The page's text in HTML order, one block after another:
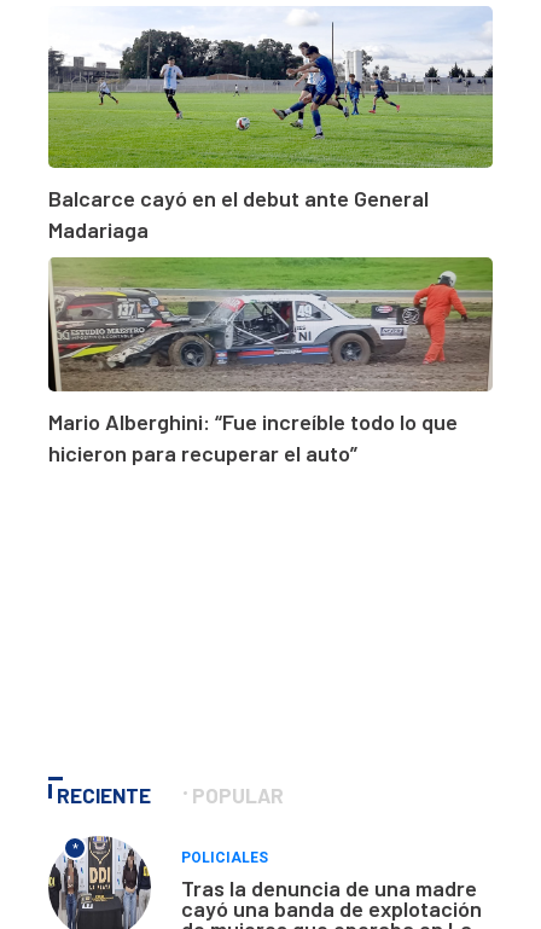
Balcarce cayó en el debut ante General
Madariaga
Mario Alberghini: “Fue increíble todo lo que
hicieron para recuperar el auto”
RECIENTE POPULAR
*
POLICIALES
Tras la denuncia de una madre
cayó una banda de explotación